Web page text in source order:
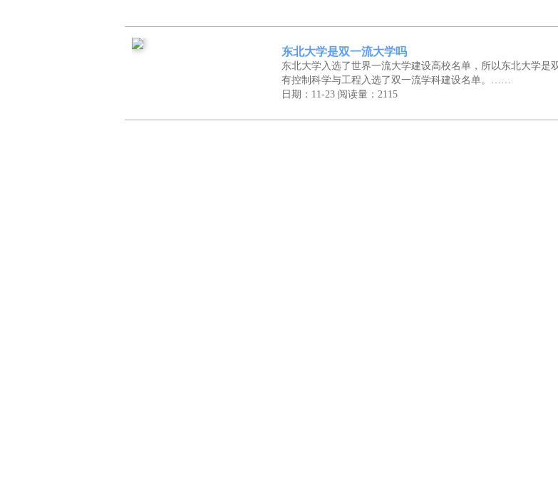
东北大学是双一流大学吗
东北大学入选了世界一流大学建设高校名单，所以东北大学是
有控制科学与工程入选了双一流学科建设名单。……
日期：11-23 阅读量：2115